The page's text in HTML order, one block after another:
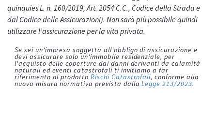
quinquies L. n. 160/2019, Art. 2054 C.C., Codice della Strada e
dal Codice delle Assicurazioni). Non sarà più possibile quindi
utilizzare l’assicurazione per la vita privata.
Se sei un'impresa soggetta all'obbligo di assicurazione e
devi assicurare solo un'immobile residenziale, per
l'acquisto delle coperture dai danni derivanti da calamità
naturali ed eventi catastrofali ti invitiamo a far
riferimento al prodottoRischi Catastrofali, conforme alla
nuova misura normativa prevista dallaLegge 213/2023.